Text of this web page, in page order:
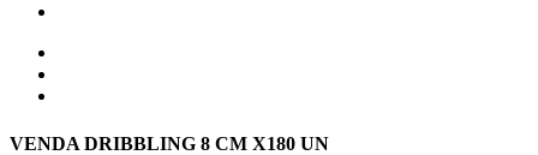
VENDA DRIBBLING 8 CM X180 UN